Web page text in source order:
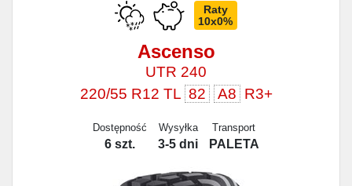
Raty
10x0%
Ascenso
UTR 240
220/55 R12 TL 82 A8 R3+
Dostępność
6 szt.
Wysyłka
3-5 dni
Transport
PALETA